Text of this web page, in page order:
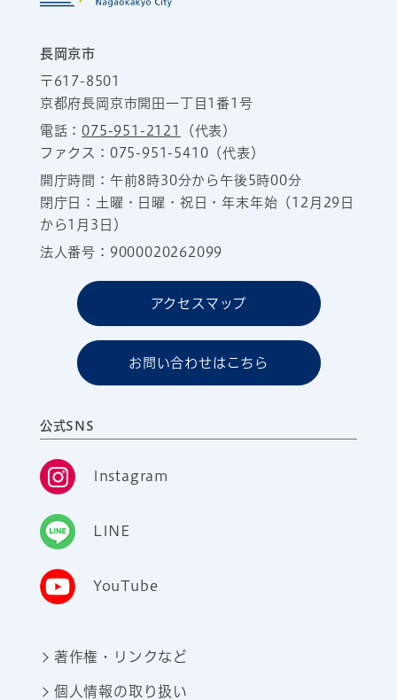
長岡京市
〒617-8501
京都府長岡京市開田一丁目1番1号
電話：075-951-2121
（代表）
ファクス：075-951-5410（代表）
開庁時間：午前8時30分から午後5時00分
閉庁日：土曜・日曜・祝日・年末年始（12月29日
から1月3日）
法人番号：9000020262099
アクセスマップ
お問い合わせはこちら
公式SNS
Instagram
LINE
YouTube
著作権・リンクなど
個人情報の取り扱い